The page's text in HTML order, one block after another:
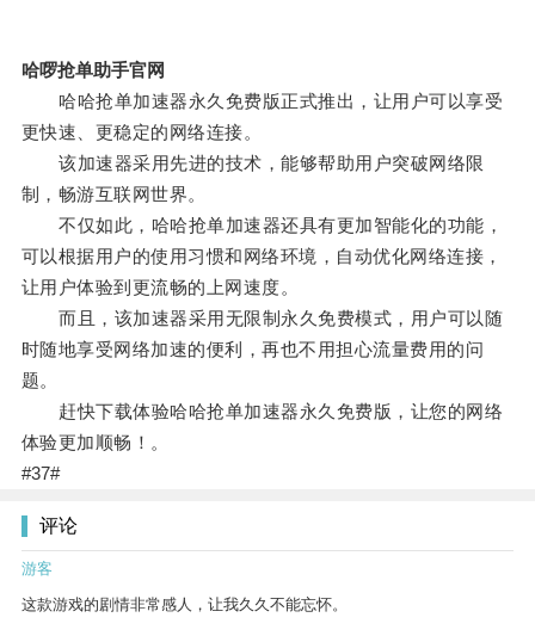
哈啰抢单助手官网
哈哈抢单加速器永久免费版正式推出，让用户可以享受
更快速、更稳定的网络连接。
该加速器采用先进的技术，能够帮助用户突破网络限
制，畅游互联网世界。
不仅如此，哈哈抢单加速器还具有更加智能化的功能，
可以根据用户的使用习惯和网络环境，自动优化网络连接，
让用户体验到更流畅的上网速度。
而且，该加速器采用无限制永久免费模式，用户可以随
时随地享受网络加速的便利，再也不用担心流量费用的问
题。
赶快下载体验哈哈抢单加速器永久免费版，让您的网络
体验更加顺畅！。
#37#
评论
游客
这款游戏的剧情非常感人，让我久久不能忘怀。